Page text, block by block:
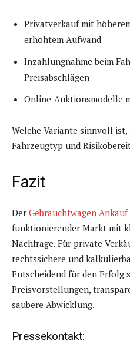
Privatverkauf mit
erhöhtem Aufwand
Inzahlungnahme beim
Preisabschlägen
Online-Auktionsmodelle
Welche Variante sinnvoll
Fahrzeugtyp und
Fazit
Der Gebrauchtwagen
funktionierender Markt mit
Nachfrage. Für private
rechtssichere und
Entscheidend für den Erfolg
Preisvorstellungen,
saubere Abwicklung.
Pressekontakt: